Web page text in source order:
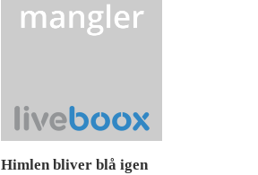
Himlen bliver blå igen